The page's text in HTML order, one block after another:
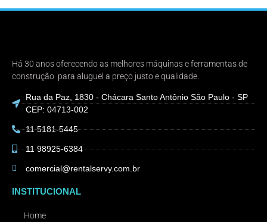
Há 30 anos oferecendo as melhores máquinas e ferramentas de
construção para aluguel a preço justo e qualidade.
Rua da Paz, 1830 - Chácara Santo Antônio São Paulo - SP
CEP: 04713-002
11 5181-5445
11 98925-6384
comercial@rentalservy.com.br
INSTITUCIONAL
Home